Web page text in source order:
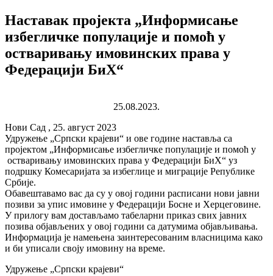
Наставак пројекта „Информисање
избегличке популације и помоћ у
остваривању имовинских права у
Федерацији БиХ“
25.08.2023.
Нови Сад , 25. август 2023
Удружење „Српски крајеви“ и ове године наставља са
пројектом „Информисање избегличке популације и помоћ у
остваривању имовинских права у Федерацији БиХ“ уз
подршку Комесаријата за избеглице и миграције Републике
Србије.
Обавештавамо вас да су у овој години расписани нови јавни
позиви за упис имовине у Федерацији Босне и Херцеговине.
У прилогу вам достављамо табеларни приказ свих јавних
позива објављених у овој години са датумима објављивања.
Информација је намењена заинтересованим власницима како
и би уписали своју имовину на време.
Удружење „Српски крајеви“